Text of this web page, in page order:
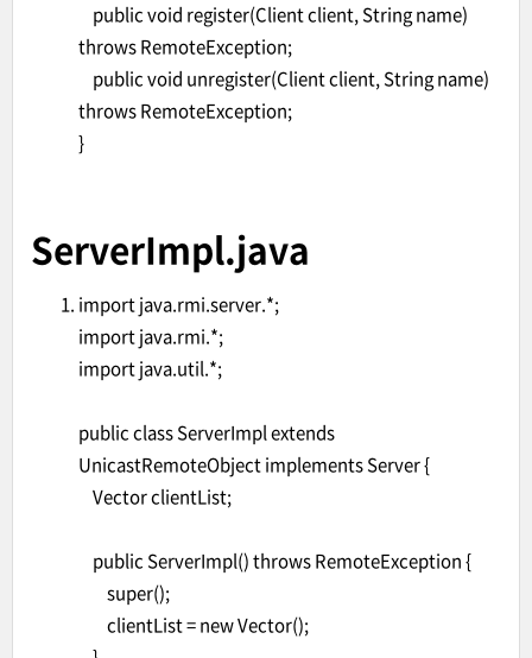
public void register(Client client, String name)
throws RemoteException;
public void unregister(Client client, String name)
throws RemoteException;
}
ServerImpl.java
import java.rmi.server.*;
import java.rmi.*;
import java.util.*;
public class ServerImpl extends
UnicastRemoteObject implements Server {
Vector clientList;
public ServerImpl() throws RemoteException {
super();
clientList = new Vector();